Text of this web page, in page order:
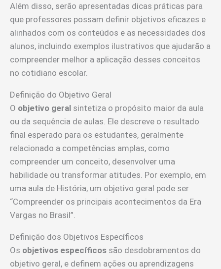
Além disso, serão apresentadas dicas práticas para
que professores possam definir objetivos eficazes e
alinhados com os conteúdos e as necessidades dos
alunos, incluindo exemplos ilustrativos que ajudarão a
compreender melhor a aplicação desses conceitos
no cotidiano escolar.
Definição do Objetivo Geral
O objetivo geral sintetiza o propósito maior da aula
ou da sequência de aulas. Ele descreve o resultado
final esperado para os estudantes, geralmente
relacionado a competências amplas, como
compreender um conceito, desenvolver uma
habilidade ou transformar atitudes. Por exemplo, em
uma aula de História, um objetivo geral pode ser
“Compreender os principais acontecimentos da Era
Vargas no Brasil”.
Definição dos Objetivos Específicos
Os objetivos específicos são desdobramentos do
objetivo geral, e definem ações ou aprendizagens